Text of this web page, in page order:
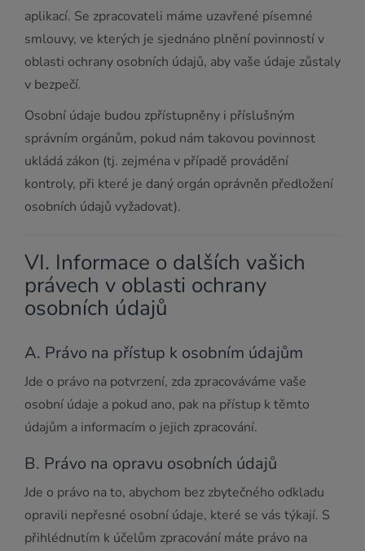
aplikací. Se zpracovateli máme uzavřené písemné
smlouvy, ve kterých je sjednáno plnění povinností v
oblasti ochrany osobních údajů, aby vaše údaje zůstaly
v bezpečí.
Osobní údaje budou zpřístupněny i příslušným
správním orgánům, pokud nám takovou povinnost
ukládá zákon (tj. zejména v případě provádění
kontroly, při které je daný orgán oprávněn předložení
osobních údajů vyžadovat).
VI. Informace o dalších vašich
právech v oblasti ochrany
osobních údajů
A. Právo na přístup k osobním údajům
Jde o právo na potvrzení, zda zpracováváme vaše
osobní údaje a pokud ano, pak na přístup k těmto
údajům a informacím o jejich zpracování.
B. Právo na opravu osobních údajů
Jde o právo na to, abychom bez zbytečného odkladu
opravili nepřesné osobní údaje, které se vás týkají. S
přihlédnutím k účelům zpracování máte právo na